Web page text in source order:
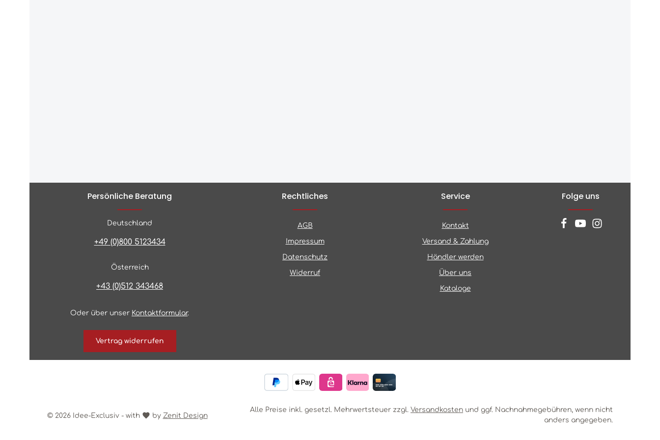
Persönliche Beratung
Deutschland
+49 (0)800 5123434
Österreich
+43 (0)512 343468
Oder über unser Kontaktformular.
Vertrag widerrufen
Rechtliches
AGB
Impressum
Datenschutz
Widerruf
Service
Kontakt
Versand & Zahlung
Händler werden
Über uns
Kataloge
Folge uns
© 2026 Idee-Exclusiv - with by Zenit Design
Alle Preise inkl. gesetzl. Mehrwertsteuer zzgl. Versandkosten und ggf. Nachnahmegebühren, wenn nicht
anders angegeben.